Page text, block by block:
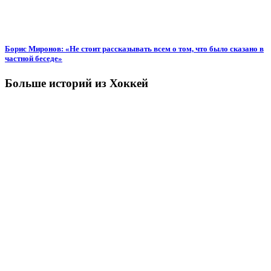
Борис Миронов: «Не стоит рассказывать всем о том, что было сказано в
частной беседе»
Больше историй из Хоккей